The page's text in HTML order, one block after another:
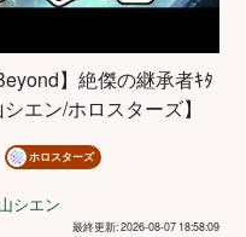
】絶傑の継承者ｷﾀ
/ホロスターズ】
ホロスターズ
シエン
最終更新: 2026-08-07 18:58:09